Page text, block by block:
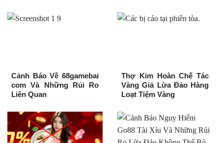
Cảnh Báo Về 68gamebai
com Và Những Rủi Ro
Liên Quan
Thợ Kim Hoàn Chế Tác
Vàng Giả Lừa Đảo Hàng
Loạt Tiệm Vàng